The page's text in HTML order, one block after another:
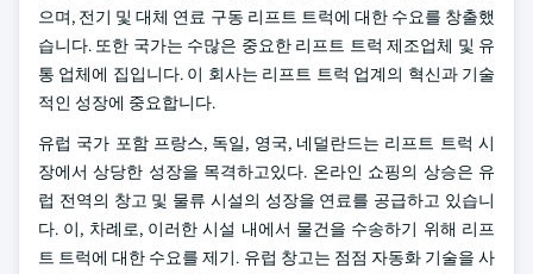
으며, 전기 및 대체 연료 구동 리프트 트럭에 대한 수요를 창출했
습니다. 또한 국가는 수많은 중요한 리프트 트럭 제조업체 및 유
통 업체에 집입니다. 이 회사는 리프트 트럭 업계의 혁신과 기술
적인 성장에 중요합니다.
유럽 국가 포함 프랑스, 독일, 영국, 네덜란드는 리프트 트럭 시
장에서 상당한 성장을 목격하고있다. 온라인 쇼핑의 상승은 유
럽 전역의 창고 및 물류 시설의 성장을 연료를 공급하고 있습니
다. 이, 차례로, 이러한 시설 내에서 물건을 수송하기 위해 리프
트 트럭에 대한 수요를 제기. 유럽 창고는 점점 자동화 기술을 사